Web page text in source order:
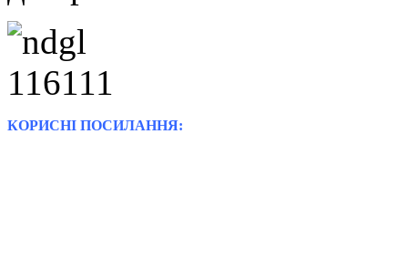
КОРИСНІ ПОСИЛАННЯ: